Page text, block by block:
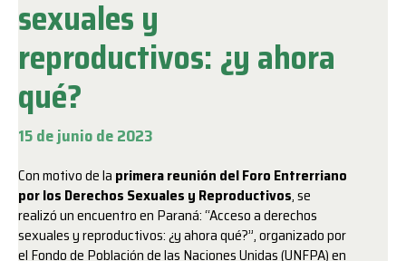
sexuales y
reproductivos: ¿y ahora
qué?
15 de junio de 2023
Con motivo de la primera reunión del Foro Entrerriano
por los Derechos Sexuales y Reproductivos, se
realizó un encuentro en Paraná: “Acceso a derechos
sexuales y reproductivos: ¿y ahora qué?”, organizado por
el Fondo de Población de las Naciones Unidas (UNFPA) en